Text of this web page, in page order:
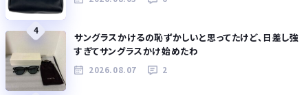
4
サングラスかけるの恥ずかしいと思ってたけど、日差し強
すぎてサングラスかけ始めたわ
2026.08.07 2